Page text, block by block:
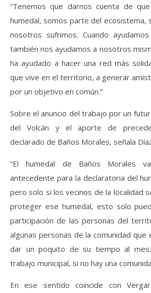
“Tenemos que darnos cuenta de
humedal, somos parte del ecosistema,
nosotros sufrimos. Cuando
también nos ayudamos a nosotros
ha ayudado a hacer una red más
que vive en el territorio, a generar
por un objetivo en común.”
Sobre el anuncio del trabajo por un
del Volcán y el aporte de
declarado de Baños Morales, señala
“El humedal de Baños Morales
antecedente para la declaratoria del
pero solo si los vecinos de la localidad
proteger ese humedal, esto solo
participación de las personas del
algunas personas de la comunidad que
dar un poquito de su tiempo al
trabajo municipal, si no hay una
En ese sentido coincide con